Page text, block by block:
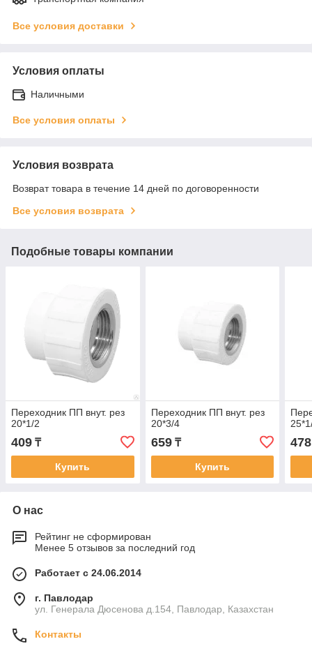
Все условия доставки
Условия оплаты
Наличными
Все условия оплаты
Условия возврата
Возврат товара в течение 14 дней по договоренности
Все условия возврата
Подобные товары компании
Переходник ПП внут. рез
20*1/2
409 ₸
Купить
Переходник ПП внут. рез
20*3/4
659₸
Купить
478
О нас
Рейтинг не сформирован
Менее 5 отзывов за последний год
Работает с 24.06.2014
г. Павлодар
ул. Генерала Дюсенова д.154, Павлодар, Казахстан
Контакты